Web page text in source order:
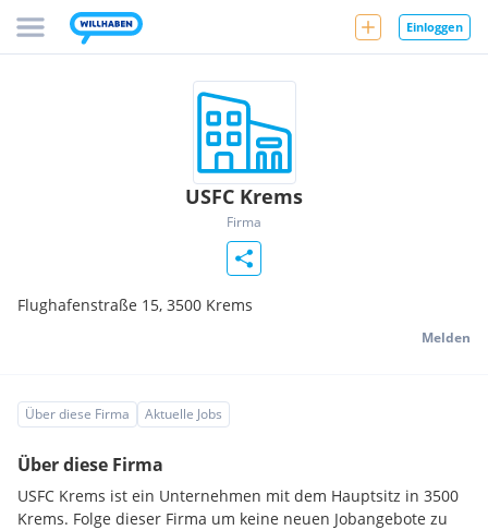
Einloggen
USFC Krems
Firma
Flughafenstraße 15, 3500 Krems
Melden
Über diese Firma Aktuelle Jobs
Über diese Firma
USFC Krems ist ein Unternehmen mit dem Hauptsitz in 3500
Krems. Folge dieser Firma um keine neuen Jobangebote zu